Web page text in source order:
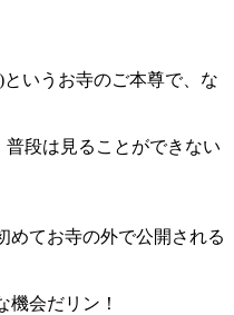
いうお寺のご本尊で、な
普段は見ることができない
めてお寺の外で公開される
機会だリン！